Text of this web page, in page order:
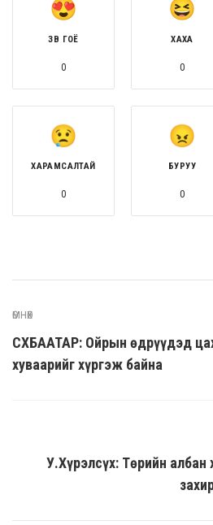
ЗӨВ ГОЁ
0
ХАХА
0
ХАРАМСАЛТАЙ
0
БУРУУ
0
ӨМНӨХ
СҮХБААТАР: Ойрын өдрүүдэд
хуваарийг хүргэж байна
У.Хүрэлсүх: Төрийн албан